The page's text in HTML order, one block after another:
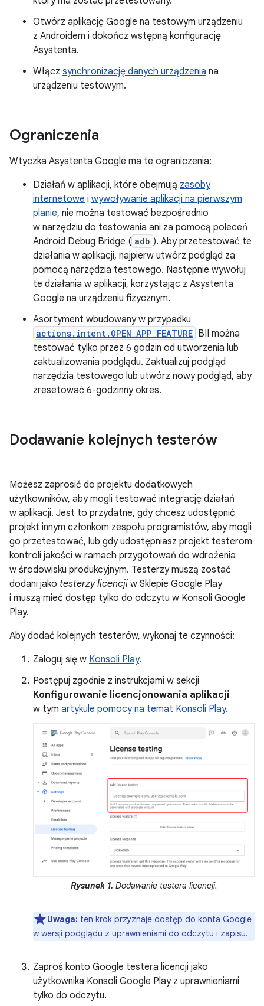
Otwórz aplikację Google na testowym urządzeniu
z Androidem i dokończ wstępną konfigurację
Asystenta.
Włącz synchronizację danych urządzenia na
urządzeniu testowym.
Ograniczenia
Wtyczka Asystenta Google ma te ograniczenia:
Działań w aplikacji, które obejmują zasoby
internetowe i wywoływanie aplikacji na pierwszym
planie, nie można testować bezpośrednio
w narzędziu do testowania ani za pomocą poleceń
Android Debug Bridge ( adb ). Aby przetestować te
działania w aplikacji, najpierw utwórz podgląd za
pomocą narzędzia testowego. Następnie wywołuj
te działania w aplikacji, korzystając z Asystenta
Google na urządzeniu fizycznym.
Asortyment wbudowany w przypadku
actions.intent.OPEN_APP_FEATURE BII można
testować tylko przez 6 godzin od utworzenia lub
zaktualizowania podglądu. Zaktualizuj podgląd
narzędzia testowego lub utwórz nowy podgląd, aby
zresetować 6-godzinny okres.
Dodawanie kolejnych testerów
Możesz zaprosić do projektu dodatkowych
użytkowników, aby mogli testować integrację działań
w aplikacji. Jest to przydatne, gdy chcesz udostępnić
projekt innym członkom zespołu programistów, aby mogli
go przetestować, lub gdy udostępniasz projekt testerom
kontroli jakości w ramach przygotowań do wdrożenia
w środowisku produkcyjnym. Testerzy muszą zostać
dodani jako testerzy licencji w Sklepie Google Play
i muszą mieć dostęp tylko do odczytu w Konsoli Google
Play.
Aby dodać kolejnych testerów, wykonaj te czynności:
Zaloguj się w Konsoli Play.
Postępuj zgodnie z instrukcjami w sekcji
Konfigurowanie licencjonowania aplikacji
w tym artykule pomocy na temat Konsoli Play.
Rysunek 1. Dodawanie testera licencji.
Uwaga: ten krok przyznaje dostęp do konta Google
w wersji podglądu z uprawnieniami do odczytu i zapisu.
Zaproś konto Google testera licencji jako
użytkownika Konsoli Google Play z uprawnieniami
tylko do odczytu.